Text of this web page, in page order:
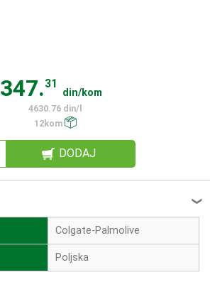
347.31
din/kom
4630.76 din/l
12kom
DODAJ
❮
Colgate-Palmolive
Poljska